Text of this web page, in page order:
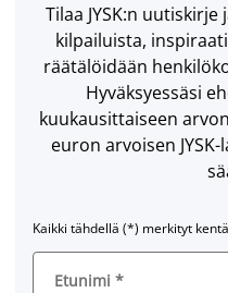
Tilaa JYSK:n
kilpailuista,
räätälöidään
Hyväksyessäsi
kuukausittaiseen
euron arvoisen
Kaikki tähdellä (*) merkityt
Etunimi *